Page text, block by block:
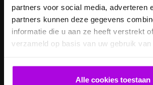
partners voor social media, adverteren
partners kunnen deze gegevens
informatie die u aan ze heeft verstrekt
verzameld op basis van uw gebruik van
Alle cookies toestaan
Je kat wordt
geopereerd – wat
kan je
verwachten?
Je
Je konijn laten
castreren
Je